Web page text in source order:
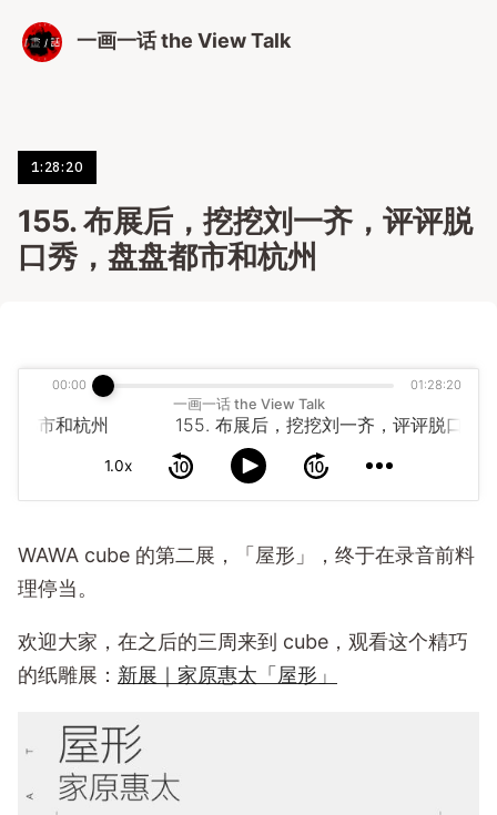
一画一话 the View Talk
1:28:20
155. 布展后，挖挖刘一齐，评评脱
口秀，盘盘都市和杭州
一画一话 the View Talk
市和杭州
1.0x
00:00 01:28:20
WAWA cube 的第二展，「屋形」，终于在录音前料
理停当。
欢迎大家，在之后的三周来到 cube，观看这个精巧
的纸雕展： 新展｜家原惠太「屋形」